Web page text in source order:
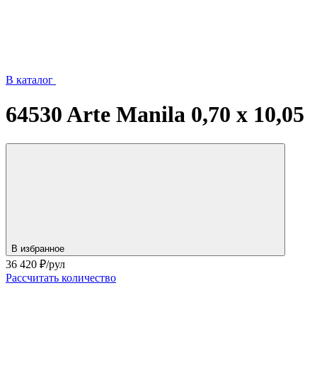
В каталог
64530 Arte Manila 0,70 х 10,05
В избранное
36 420 ₽/рул
Рассчитать количество